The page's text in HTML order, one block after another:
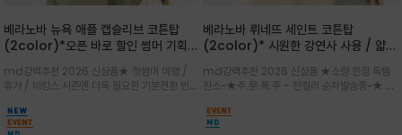
베라노바 뉴욕 애플 캡슬리브 코튼탑
(2color)*오픈 바로 할인 썸머 기획
★ 한정수량 제작 ★ 강연 코튼으로 빈
티지 프린트로 여름 하의와 모두 잘어울
리는 그래픽
md강력추천 2026 신상품★ 핫썸머 여행 /
휴가 / 바캉스 시즌엔 더욱 필요한 기분전환 빈티
부에 산뜻하게 닿는 프리미엄 /답답함 없는 라운
드 넥라인과 자연스럽게 어깨를 감싸는 캡슬리브
베라노바 뤼네뜨 세인트 코튼탑
(2color)* 시원한 강연사 사용 / 얇고
피부에 잘 달라붙지 않아 통기성이 탁월
md강력추천 2026 신상품 ★소량 한정 득템
찬스~★주.문.폭.주 - 전컬러 순차발송중~★ 감
라인과 여유 있는 스탠다드 핏으로 부담 없이 착
용/과하지 않은 프린트 디테일이 룩에 세련된 위